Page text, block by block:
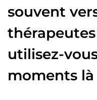
souvent
utilisez-
moments là